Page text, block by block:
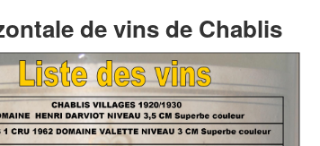
de vins de Chablis